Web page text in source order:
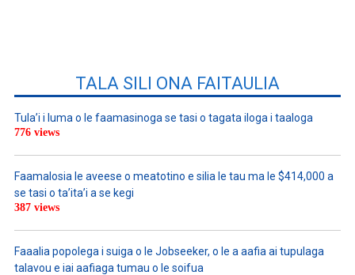
TALA SILI ONA FAITAULIA
Tula’i i luma o le faamasinoga se tasi o tagata iloga i taaloga
776 views
Faamalosia le aveese o meatotino e silia le tau ma le $414,000 a
se tasi o ta’ita’i a se kegi
387 views
Faaalia popolega i suiga o le Jobseeker, o le a aafia ai tupulaga
talavou e iai aafiaga tumau o le soifua